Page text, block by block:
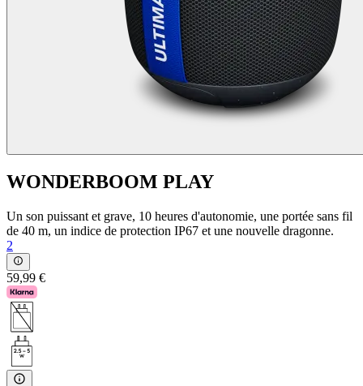
WONDERBOOM PLAY
Un son puissant et grave, 10 heures d'autonomie, une portée sans fil
de 40 m, un indice de protection IP67 et une nouvelle dragonne.
2
59,99 €